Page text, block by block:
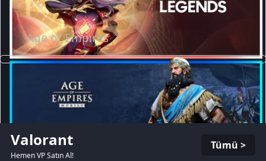
Age of Empires
Valorant
Hemen VP Satın Al!
Tümü >